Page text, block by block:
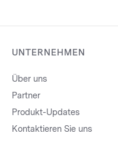
UNTERNEHMEN
Über uns
Partner
Produkt-Updates
Kontaktieren Sie uns